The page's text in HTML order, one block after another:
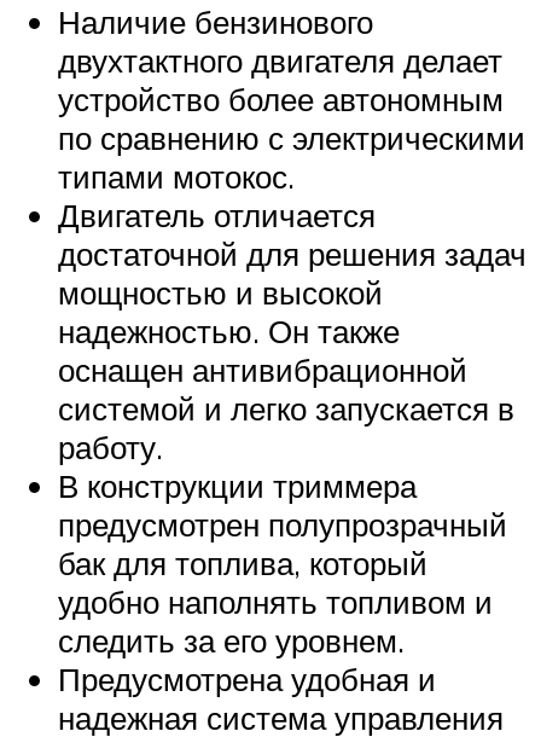
Наличие бензинового
двухтактного двигателя делает
устройство более автономным
по сравнению с электрическими
типами мотокос.
Двигатель отличается
достаточной для решения задач
мощностью и высокой
надежностью. Он также
оснащен антивибрационной
системой и легко запускается в
работу.
В конструкции триммера
предусмотрен полупрозрачный
бак для топлива, который
удобно наполнять топливом и
следить за его уровнем.
Предусмотрена удобная и
надежная система управления